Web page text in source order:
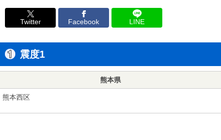
Twitter Facebook LINE
震度1
熊本県
熊本西区